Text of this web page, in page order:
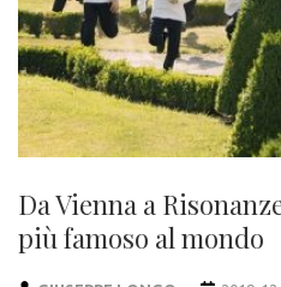
Da Vienna a
più famoso al mondo